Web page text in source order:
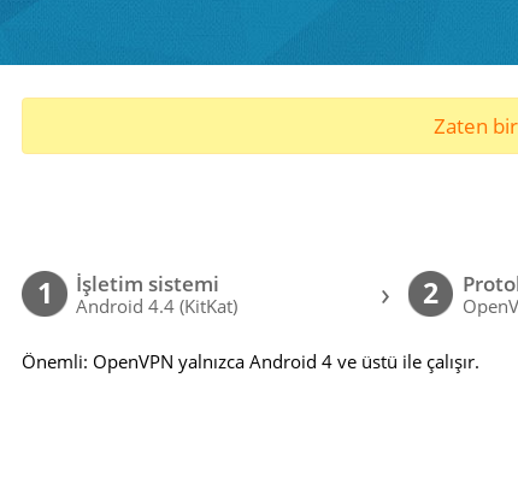
Zaten
1 İşletim sistemi
Android 4.4 (KitKat) › 2
Önemli: OpenVPN yalnızca Android 4 ve üstü ile çalışır.